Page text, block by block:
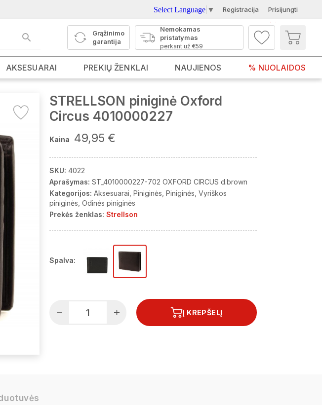
Select Language ▼ Registracija Prisijungti
Grąžinimo
garantija
Nemokamas
pristatymas
perkant už €59
AKSESUARAI PREKIŲ ŽENKLAI NAUJIENOS % NUOLAIDOS
STRELLSON piniginė Oxford
Circus 4010000227
Kaina 49,95 €
SKU: 4022
Aprašymas: ST_4010000227-702 OXFORD CIRCUS d.brown
Kategorijos: Aksesuarai Piniginės Piniginės Vyriškos
piniginės Odinės piniginės
Prekės ženklas: Strellson
Spalva:
Į KREPŠELĮ